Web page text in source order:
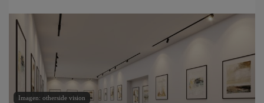
Imagen: otherside vision